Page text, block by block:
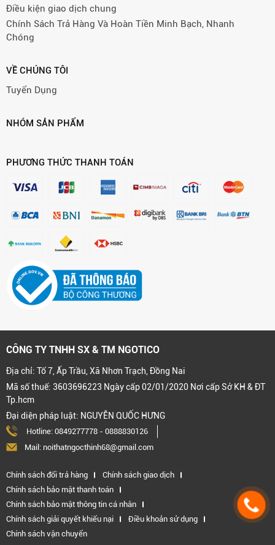
Điều kiện giao dịch chung
Chính Sách Trả Hàng Và Hoàn Tiền Minh Bạch, Nhanh
Chóng
VỀ CHÚNG TÔI
Tuyển Dụng
NHÓM SẢN PHẨM
PHƯƠNG THỨC THANH TOÁN
CÔNG TY TNHH SX & TM NGOTICO
Địa chỉ: Tổ 7, Ấp Trầu, Xã Nhơn Trạch, Đồng Nai
Mã số thuế: 3603696223 Ngày cấp 02/01/2020 Nơi cấp Sở KH & ĐT
Tp.hcm
Đại diện pháp luật: NGUYỄN QUỐC HƯNG
Hotline: 0849277778 - 0888830126
Mail: noithatngocthinh68@gmail.com
Chính sách đổi trả hàng
Chính sách giao dịch
Chính sách bảo mật thanh toán
Chính sách bảo mật thông tin cá nhân
Chính sách giải quyết khiếu nại
Điều khoản sử dụng
Chính sách vận chuyển